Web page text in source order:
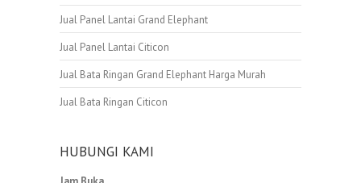
Jual Panel Lantai Grand Elephant
Jual Panel Lantai Citicon
Jual Bata Ringan Grand Elephant Harga Murah
Jual Bata Ringan Citicon
HUBUNGI KAMI